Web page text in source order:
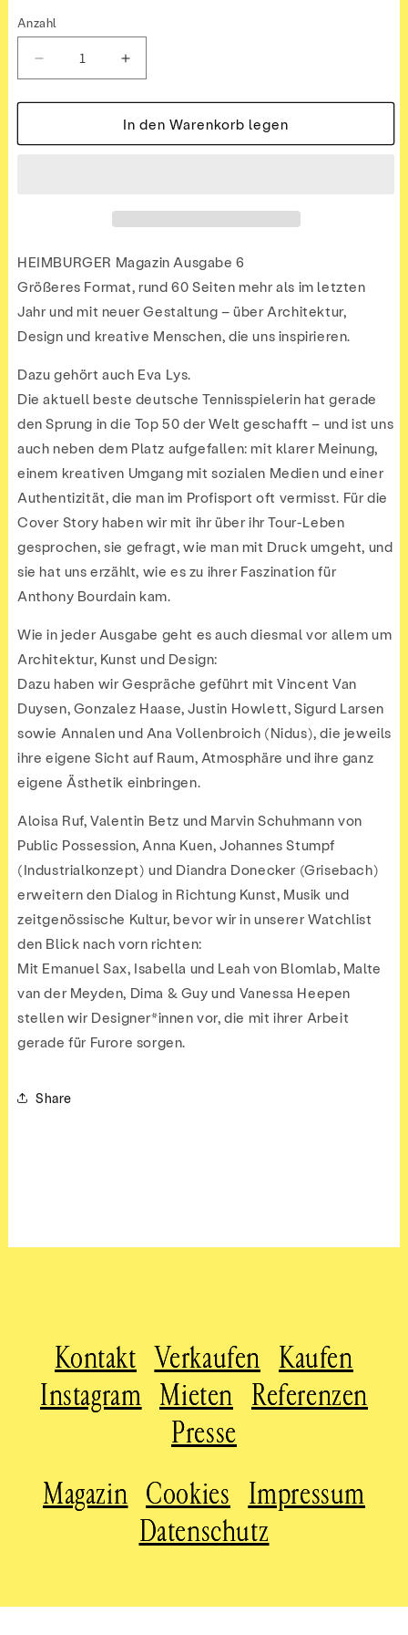
Anzahl
Verringere
die
Menge
Ausgabe
Erhöhe
die
Menge
für
Ausgabe
In den Warenkorb legen
HEIMBURGER Magazin Ausgabe 6
Größeres Format, rund 60 Seiten mehr als im letzten
Jahr und mit neuer Gestaltung – über Architektur,
Design und kreative Menschen, die uns inspirieren.
Dazu gehört auch Eva Lys.
Die aktuell beste deutsche Tennisspielerin hat gerade
den Sprung in die Top 50 der Welt geschafft – und ist uns
auch neben dem Platz aufgefallen: mit klarer Meinung,
einem kreativen Umgang mit sozialen Medien und einer
Authentizität, die man im Profisport oft vermisst. Für die
Cover Story haben wir mit ihr über ihr Tour-Leben
gesprochen, sie gefragt, wie man mit Druck umgeht, und
sie hat uns erzählt, wie es zu ihrer Faszination für
Anthony Bourdain kam.
Wie in jeder Ausgabe geht es auch diesmal vor allem um
Architektur, Kunst und Design:
Dazu haben wir Gespräche geführt mit Vincent Van
Duysen, Gonzalez Haase, Justin Howlett, Sigurd Larsen
sowie Annalen und Ana Vollenbroich (Nidus), die jeweils
ihre eigene Sicht auf Raum, Atmosphäre und ihre ganz
eigene Ästhetik einbringen.
Aloisa Ruf, Valentin Betz und Marvin Schuhmann von
Public Possession, Anna Kuen, Johannes Stumpf
(Industrialkonzept) und Diandra Donecker (Grisebach)
erweitern den Dialog in Richtung Kunst, Musik und
zeitgenössische Kultur, bevor wir in unserer Watchlist
den Blick nach vorn richten:
Mit Emanuel Sax, Isabella und Leah von Blomlab, Malte
van der Meyden, Dima & Guy und Vanessa Heepen
stellen wir Designer*innen vor, die mit ihrer Arbeit
gerade für Furore sorgen.
Share
Kontakt Verkaufen Kaufen
Instagram Mieten Referenzen
Presse
Magazin Cookies Impressum
Datenschutz